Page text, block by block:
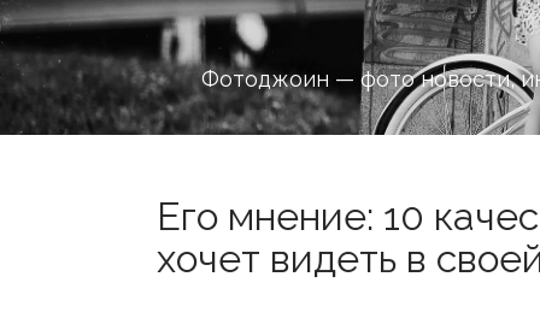
Фотоджоин — фото новости,
Его мнение: 10
хочет видеть в